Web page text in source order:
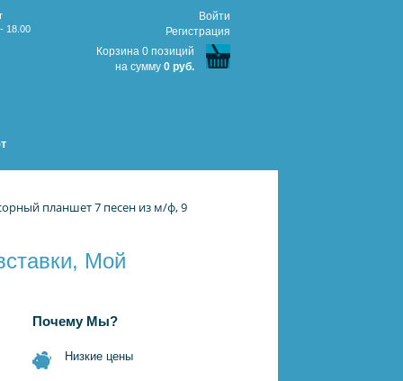
18.00
Войти
Регистрация
Корзина 0 позиций
на сумму 0 руб.
планшет 7 песен из м/ф, 9
Мой
Почему Мы?
Низкие цены